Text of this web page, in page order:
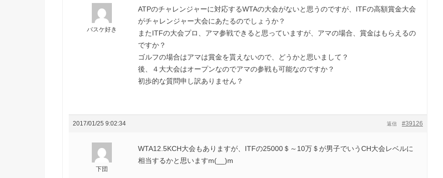
バスケ好き
ATPのチャレンジャーに対応するWTAの大会がないと思うのですが、ITFの高額賞金大会
がチャレンジャー大会にあたるのでしょうか？
またITFの大会プロ、アマ参戦できると思っていますが、アマの場合、賞金はもらえるの
ですか？
ゴルフの場合はアマは賞金を貰えないので、どうかと思いまして？
後、４大大会はオープンなのでアマの参戦も可能なのですか？
初歩的な質問申し訳ありません？
2017/01/25 9:02:34 #39126
返信
下団
WTA12.5KCH大会もありますが、ITFの25000＄～10万＄が男子でいうCH大会レベルに
相当するかと思いますm(__)m